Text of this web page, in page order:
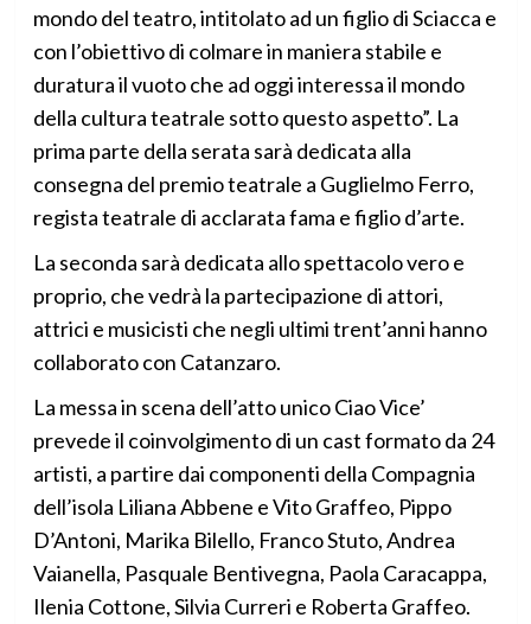
mondo del teatro, intitolato ad un figlio di Sciacca e
con l’obiettivo di colmare in maniera stabile e
duratura il vuoto che ad oggi interessa il mondo
della cultura teatrale sotto questo aspetto”. La
prima parte della serata sarà dedicata alla
consegna del premio teatrale a Guglielmo Ferro,
regista teatrale di acclarata fama e figlio d’arte.
La seconda sarà dedicata allo spettacolo vero e
proprio, che vedrà la partecipazione di attori,
attrici e musicisti che negli ultimi trent’anni hanno
collaborato con Catanzaro.
La messa in scena dell’atto unico Ciao Vice’
prevede il coinvolgimento di un cast formato da 24
artisti, a partire dai componenti della Compagnia
dell’isola Liliana Abbene e Vito Graffeo, Pippo
D’Antoni, Marika Bilello, Franco Stuto, Andrea
Vaianella, Pasquale Bentivegna, Paola Caracappa,
Ilenia Cottone, Silvia Curreri e Roberta Graffeo.